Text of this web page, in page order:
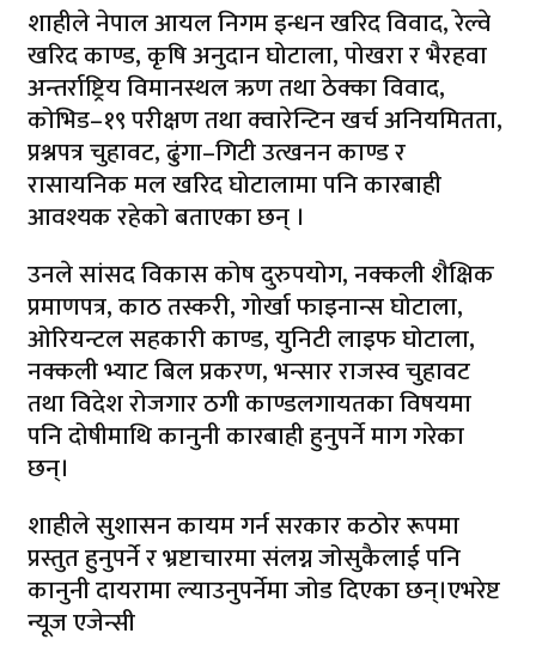
शाहीले नेपाल आयल निगम इन्धन खरिद विवाद, रेल्वे
खरिद काण्ड, कृषि अनुदान घोटाला, पोखरा र भैरहवा
अन्तर्राष्ट्रिय विमानस्थल ऋण तथा ठेक्का विवाद,
कोभिड–१९ परीक्षण तथा क्वारेन्टिन खर्च अनियमितता,
प्रश्नपत्र चुहावट, ढुंगा–गिटी उत्खनन काण्ड र
रासायनिक मल खरिद घोटालामा पनि कारबाही
आवश्यक रहेको बताएका छन् ।
उनले सांसद विकास कोष दुरुपयोग, नक्कली शैक्षिक
प्रमाणपत्र, काठ तस्करी, गोर्खा फाइनान्स घोटाला,
ओरियन्टल सहकारी काण्ड, युनिटी लाइफ घोटाला,
नक्कली भ्याट बिल प्रकरण, भन्सार राजस्व चुहावट
तथा विदेश रोजगार ठगी काण्डलगायतका विषयमा
पनि दोषीमाथि कानुनी कारबाही हुनुपर्ने माग गरेका
छन्।
शाहीले सुशासन कायम गर्न सरकार कठोर रूपमा
प्रस्तुत हुनुपर्ने र भ्रष्टाचारमा संलग्न जोसुकैलाई पनि
कानुनी दायरामा ल्याउनुपर्नेमा जोड दिएका छन्।एभरेष्ट
न्यूज एजेन्सी